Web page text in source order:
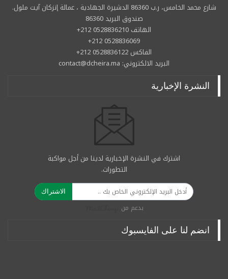
شارع محمد الخامس، ر.ب 86360 الدشيرة الجهادية ، عمالة إنزكان آيت ملول.
صندوق البريد 86360
الهاتف 0528836210 212+
0528836069 212+
الفاكس 0528836122 212+
البريد الالكتروني: contact@dcheira.ma
النشرة الإخبارية
اشترك في النشرة الإخبارية لدينا من أجل مواكبة
التطورات.
الاشتراك
بدعم من
انضم لنا على الفايسبوك